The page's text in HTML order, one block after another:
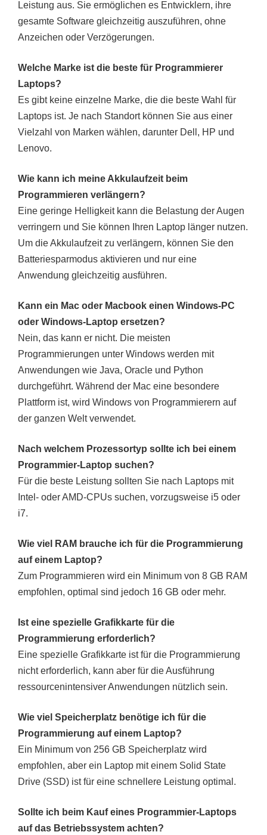
Leistung aus. Sie ermöglichen es Entwicklern, ihre
gesamte Software gleichzeitig auszuführen, ohne
Anzeichen oder Verzögerungen.
Welche Marke ist die beste für Programmierer
Laptops?
Es gibt keine einzelne Marke, die die beste Wahl für
Laptops ist. Je nach Standort können Sie aus einer
Vielzahl von Marken wählen, darunter Dell, HP und
Lenovo.
Wie kann ich meine Akkulaufzeit beim
Programmieren verlängern?
Eine geringe Helligkeit kann die Belastung der Augen
verringern und Sie können Ihren Laptop länger nutzen.
Um die Akkulaufzeit zu verlängern, können Sie den
Batteriesparmodus aktivieren und nur eine
Anwendung gleichzeitig ausführen.
Kann ein Mac oder Macbook einen Windows-PC
oder Windows-Laptop ersetzen?
Nein, das kann er nicht. Die meisten
Programmierungen unter Windows werden mit
Anwendungen wie Java, Oracle und Python
durchgeführt. Während der Mac eine besondere
Plattform ist, wird Windows von Programmierern auf
der ganzen Welt verwendet.
Nach welchem Prozessortyp sollte ich bei einem
Programmier-Laptop suchen?
Für die beste Leistung sollten Sie nach Laptops mit
Intel- oder AMD-CPUs suchen, vorzugsweise i5 oder
i7.
Wie viel RAM brauche ich für die Programmierung
auf einem Laptop?
Zum Programmieren wird ein Minimum von 8 GB RAM
empfohlen, optimal sind jedoch 16 GB oder mehr.
Ist eine spezielle Grafikkarte für die
Programmierung erforderlich?
Eine spezielle Grafikkarte ist für die Programmierung
nicht erforderlich, kann aber für die Ausführung
ressourcenintensiver Anwendungen nützlich sein.
Wie viel Speicherplatz benötige ich für die
Programmierung auf einem Laptop?
Ein Minimum von 256 GB Speicherplatz wird
empfohlen, aber ein Laptop mit einem Solid State
Drive (SSD) ist für eine schnellere Leistung optimal.
Sollte ich beim Kauf eines Programmier-Laptops
auf das Betriebssystem achten?